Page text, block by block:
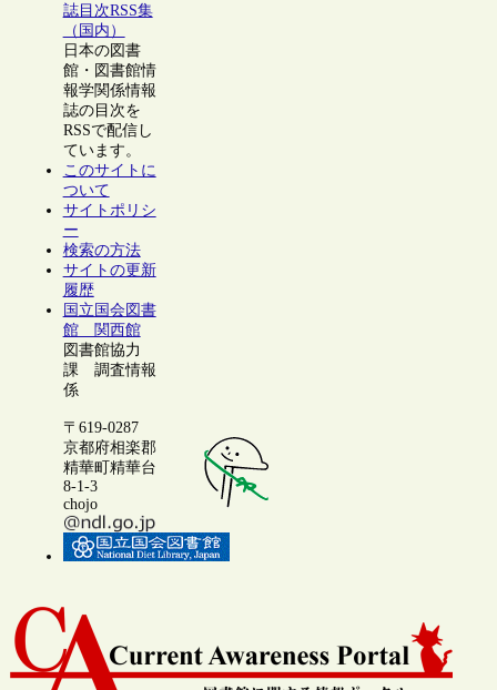
誌目次RSS集
（国内）
日本の図書
館・図書館情
報学関係情報
誌の目次を
RSSで配信し
ています。
このサイトに
ついて
サイトポリシ
ー
検索の方法
サイトの更新
履歴
国立国会図書
館 関西館
図書館協力
課 調査情報
係
〒619-0287
京都府相楽郡
精華町精華台
8-1-3
chojo